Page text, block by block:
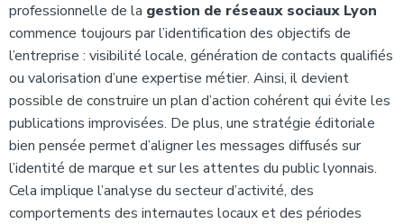
professionnelle de la gestion de réseaux sociaux Lyon
commence toujours par l’identification des objectifs de
l’entreprise : visibilité locale, génération de contacts qualifiés
ou valorisation d’une expertise métier. Ainsi, il devient
possible de construire un plan d’action cohérent qui évite les
publications improvisées. De plus, une stratégie éditoriale
bien pensée permet d’aligner les messages diffusés sur
l’identité de marque et sur les attentes du public lyonnais.
Cela implique l’analyse du secteur d’activité, des
comportements des internautes locaux et des périodes